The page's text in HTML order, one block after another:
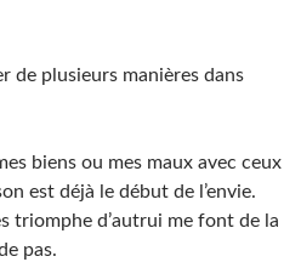
de plusieurs manières dans
biens ou mes maux avec ceux
est déjà le début de l’envie.
triomphe d’autrui me font de la
pas.